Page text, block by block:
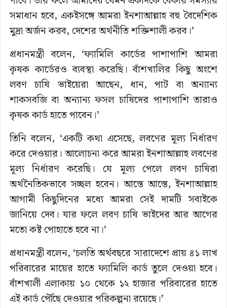
সমাধান হবে, একইসঙ্গে আমরা ইনশাআল্লাহ বহু বৈদেশিক
মুদ্রা অর্জন করব, দেশের অর্থনীতি শক্তিশালী করব।’
প্রধানমন্ত্রী বলেন, ‘ফ্যামিলি কার্ডের পাশাপাশি আমরা
কৃষক কার্ডেরও ব্যবস্থা করেছি। বাঁশখালির কিছু অংশে
লবণ চাষি ভাইয়েরা আছেন, ধান, পাট বা অন্যান্য
শাকসবজি বা অন্যান্য ফসল চাষিদের পাশাপাশি তারাও
কৃষক কার্ড হাতে পাবেন।’
তিনি বলেন, ‘একটি কথা এসেছে, লবণের মূল্য নির্ধারণ
করে দেওয়ার। আলোচনা করে আমরা ইনশাআল্লাহ লবণের
মূল্য নির্ধারণ করেছি। যে মূল্য পেলে লবণ চাষিরা
অর্থনৈতিকভাবে সচ্ছল হবেন। আস্তে আস্তে, ইনশাআল্লাহ
আগামী কিছুদিনের মধ্যে আমরা সেই দামটি সবাইকে
জানিয়ে দেব। যার ফলে লবণ চাষি ভাইদের আর আগের
মতো কষ্ট পোহাতে হবে না।’
প্রধানমন্ত্রী বলেন, ‘চলতি অর্থবছরে সারাদেশে প্রায় ৪১ লাখ
পরিবারের মায়ের হাতে ফ্যামিলি কার্ড তুলে দেওয়া হবে।
বাঁশখালী এলাকায় ১০ থেকে ১২ হাজার পরিবারের হাতে
এই কার্ড পৌঁছে দেওয়ার পরিকল্পনা রয়েছে।’